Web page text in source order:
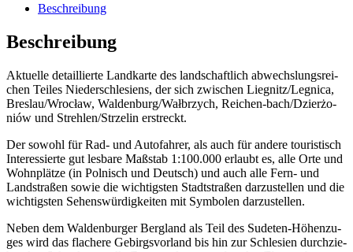
Beschreibung
Beschreibung
Aktu­el­le detail­lier­te Land­kar­te des land­schaft­lich abwechs­lungs­rei­
chen Tei­les Nie­der­schle­si­ens, der sich zwi­schen Liegnitz/Legnica,
Breslau/Wrocław, Waldenburg/Wałbrzych, Rei­chen-bach/D­zierżo­
niów und Strehlen/Strzelin erstreckt.
Der sowohl für Rad- und Auto­fah­rer, als auch für ande­re tou­ris­tisch
Inter­es­sier­te gut les­ba­re Maß­stab 1:100.000 erlaubt es, alle Orte und
Wohn­plät­ze (in Pol­nisch und Deutsch) und auch alle Fern- und
Land­stra­ßen sowie die wich­tigs­ten Stadt­stra­ßen dar­zu­stel­len und die
wich­tigs­ten Sehens­wür­dig­kei­ten mit Sym­bo­len darzustellen.
Neben dem Wal­den­bur­ger Berg­land als Teil des Sude­ten-Höhen­zu­
ges wird das fla­che­re Gebirgs­vor­land bis hin zur Schle­si­en durch­zie­